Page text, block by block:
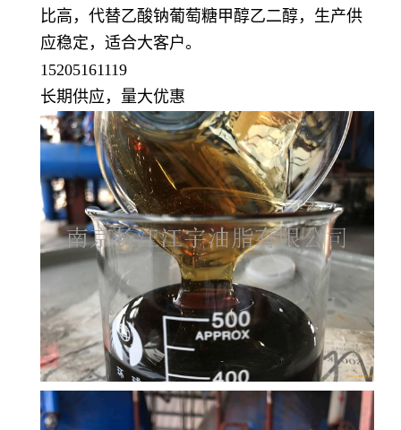
比高， 代替乙酸钠葡萄糖甲醇乙二醇，生产供
应稳定，适合大客户。
15205161119
长期供应，量大优惠